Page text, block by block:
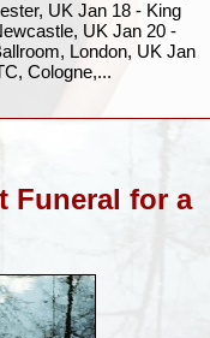
UK Jan 18 - King
UK Jan 20 -
London, UK Jan
Cologne,...
Funeral for a